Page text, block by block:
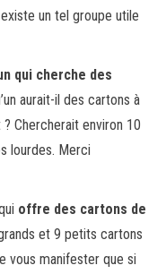
un tel groupe utile
qui cherche des
aurait-il des cartons à
Chercherait environ 10
lourdes. Merci
offre des cartons de
et 9 petits cartons
vous manifester que si